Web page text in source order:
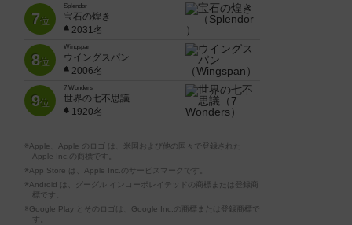
7位
Splendor
宝石の煌き
2031名
8位
Wingspan
ウイングスパン
2006名
9位
7 Wonders
世界の七不思議
1920名
※Apple、Apple のロゴ は、米国および他の国々で登録された
Apple Inc.の商標です。
※App Store は、Apple Inc.のサービスマークです。
※Android は、グーグル インコーポレイテッドの商標または登録商
標です。
※Google Play とそのロゴは、Google Inc.の商標または登録商標で
す。